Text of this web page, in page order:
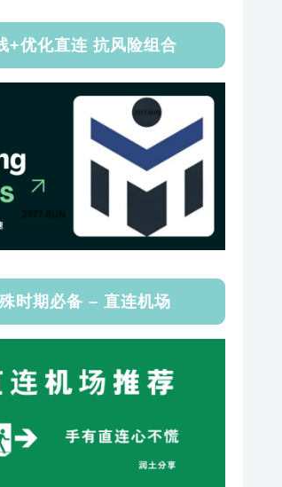
+优化直连 抗风险组合
时期必备 – 直连机场